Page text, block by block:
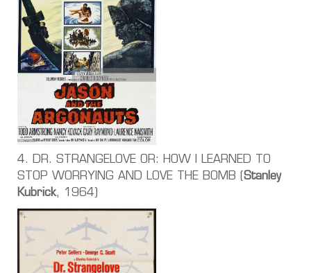
4. DR. STRANGELOVE OR: HOW I LEARNED TO
STOP WORRYING AND LOVE THE BOMB (Stanley
Kubrick, 1964)